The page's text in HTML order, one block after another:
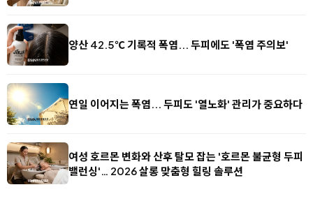
양산 42.5℃ 기록적 폭염... 두피에도 '폭염 주의보'
연일 이어지는 폭염... 두피도 '열노화' 관리가 중요하다
여성 호르몬 변화와 산후 탈모 잡는 '호르몬 불균형 두피
밸런싱'… 2026 살롱 맞춤형 힐링 솔루션